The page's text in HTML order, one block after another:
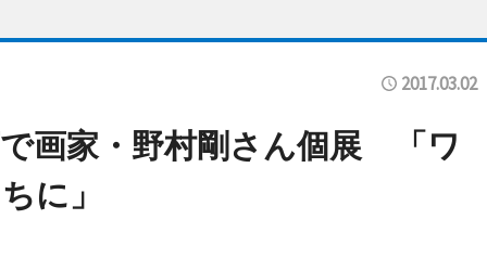
2017.03.02
画家・野村剛さん個展 「ワ
に」